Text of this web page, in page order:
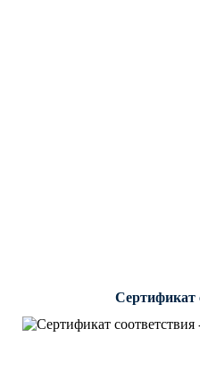
Сертификат